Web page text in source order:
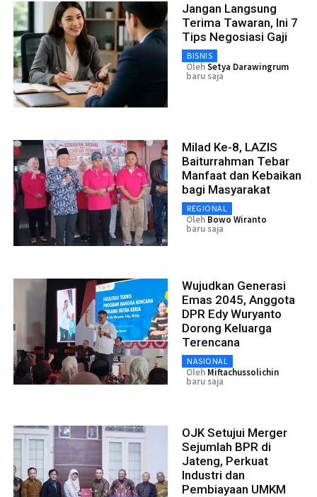
Jangan Langsung
Terima Tawaran, Ini 7
Tips Negosiasi Gaji
BISNIS
OlehSetya Darawingrum
baru saja
Milad Ke-8, LAZIS
Baiturrahman Tebar
Manfaat dan Kebaikan
bagi Masyarakat
REGIONAL
Oleh Bowo Wiranto
baru saja
Wujudkan Generasi
Emas 2045, Anggota
DPR Edy Wuryanto
Dorong Keluarga
Terencana
NASIONAL
Oleh Miftachussolichin
baru saja
OJK Setujui Merger
Sejumlah BPR di
Jateng, Perkuat
Industri dan
Pembiayaan UMKM